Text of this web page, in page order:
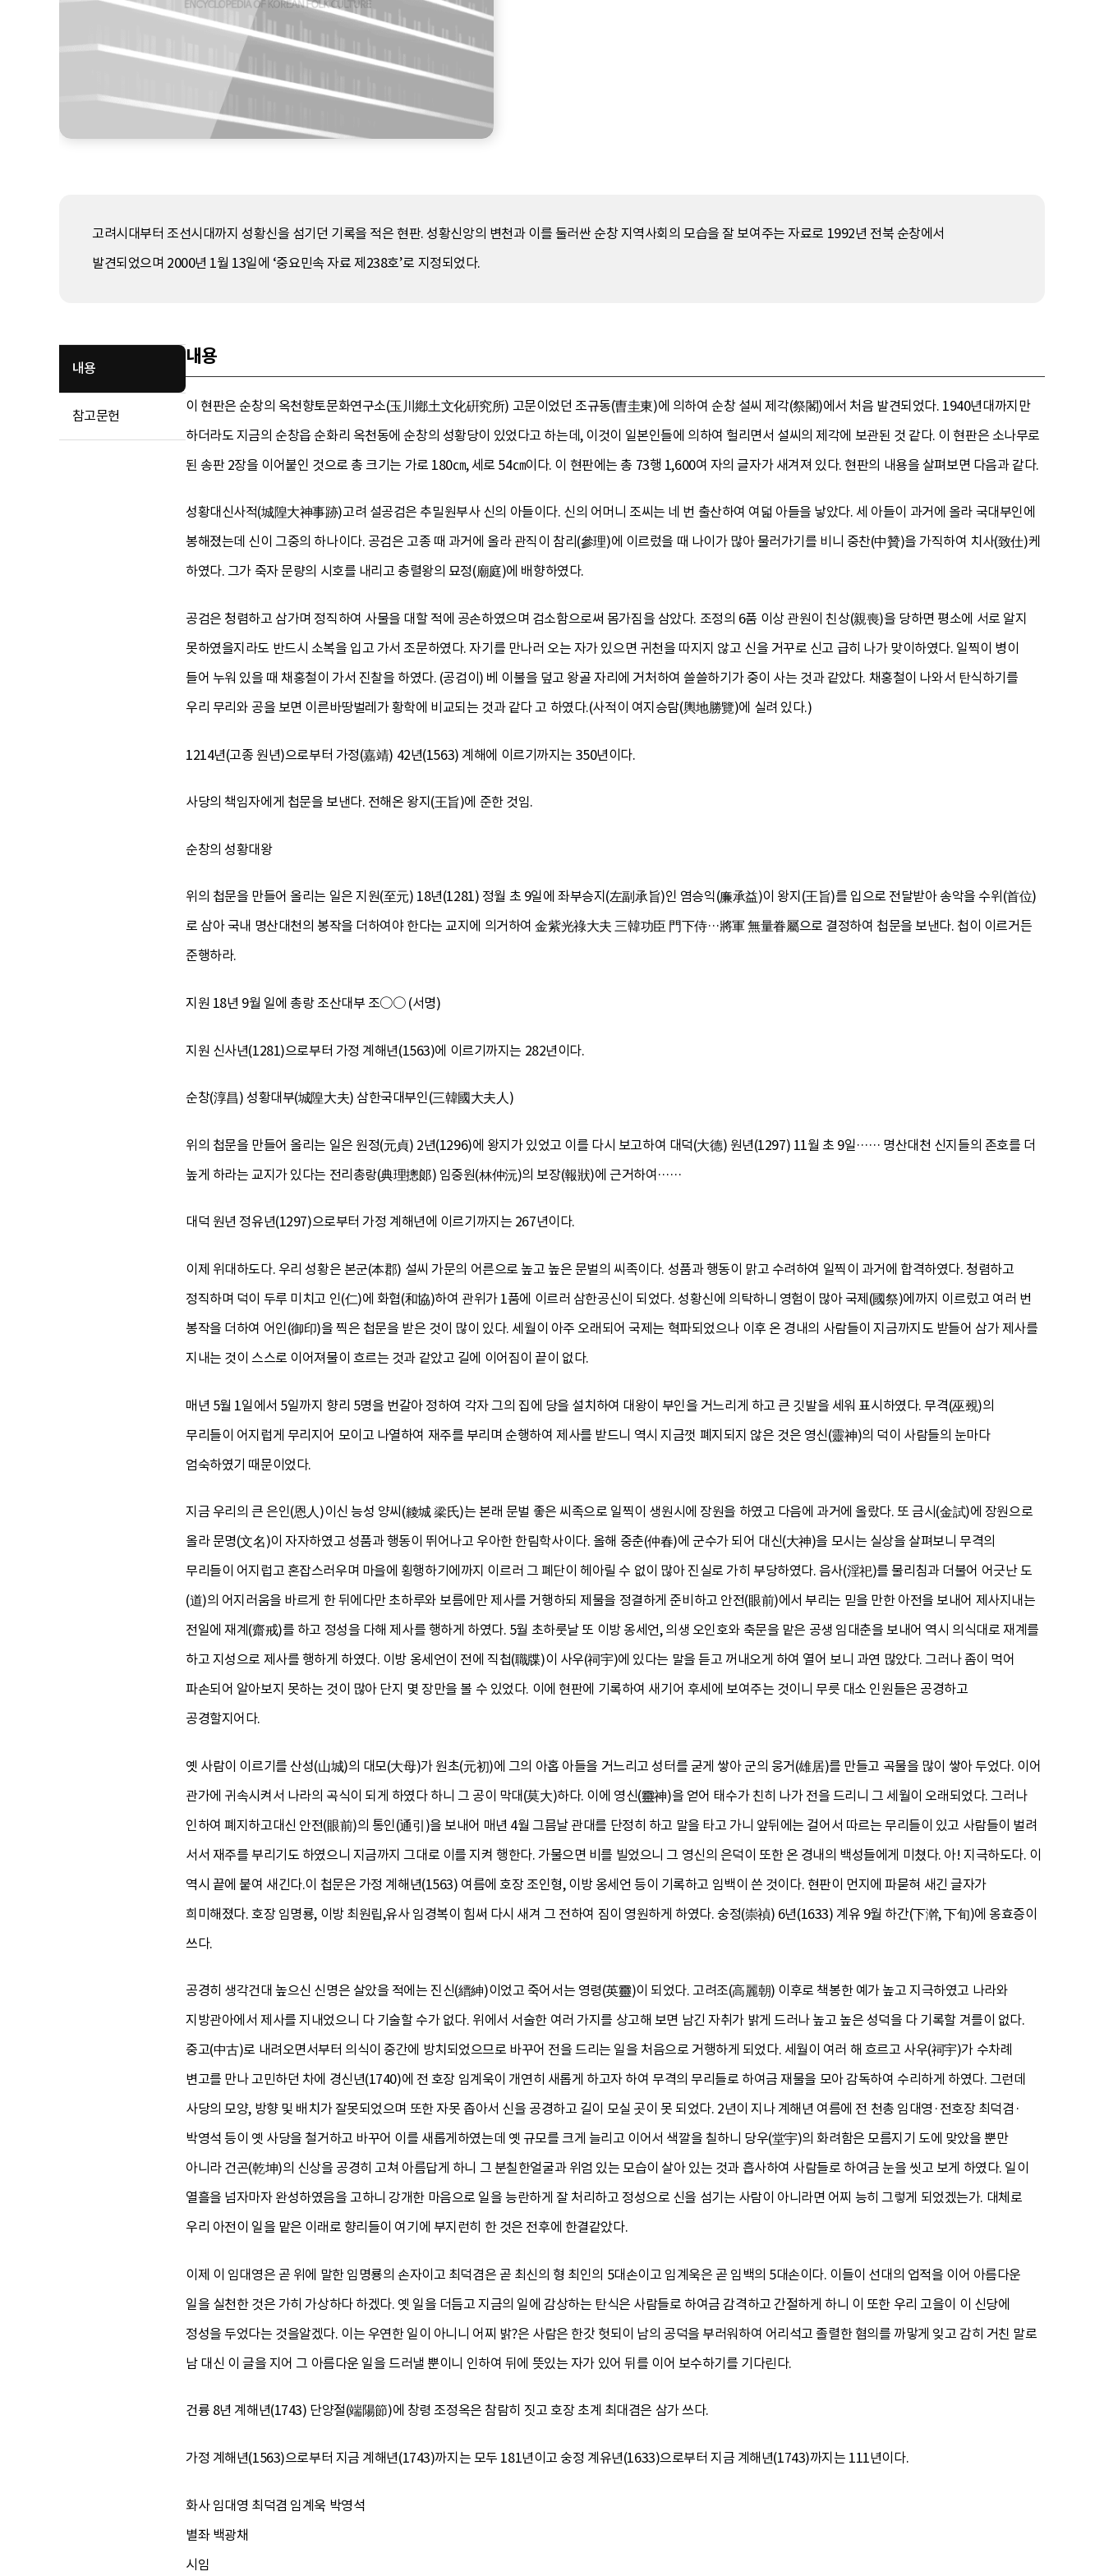
고려시대부터 조선시대까지 성황신을 섬기던 기록을 적은 현판. 성황신앙의 변천과 이를 둘러싼 순창 지역사회의 모습을 잘 보여주는 자료로 1992년 전북 순창에서
발견되었으며 2000년 1월 13일에 ‘중요민속 자료 제238호’로 지정되었다.
내용
참고문헌
내용
이 현판은 순창의 옥천향토문화연구소(玉川鄕土文化硏究所) 고문이었던 조규동(曺圭東)에 의하여 순창 설씨 제각(祭閣)에서 처음 발견되었다. 1940년대까지만
하더라도 지금의 순창읍 순화리 옥천동에 순창의 성황당이 있었다고 하는데, 이것이 일본인들에 의하여 헐리면서 설씨의 제각에 보관된 것 같다. 이 현판은 소나무로
된 송판 2장을 이어붙인 것으로 총 크기는 가로 180㎝, 세로 54㎝이다. 이 현판에는 총 73행 1,600여 자의 글자가 새겨져 있다. 현판의 내용을 살펴보면 다음과 같다.
성황대신사적(城隍大神事跡)고려 설공검은 추밀원부사 신의 아들이다. 신의 어머니 조씨는 네 번 출산하여 여덟 아들을 낳았다. 세 아들이 과거에 올라 국대부인에
봉해졌는데 신이 그중의 하나이다. 공검은 고종 때 과거에 올라 관직이 참리(參理)에 이르렀을 때 나이가 많아 물러가기를 비니 중찬(中贊)을 가직하여 치사(致仕)케
하였다. 그가 죽자 문량의 시호를 내리고 충렬왕의 묘정(廟庭)에 배향하였다.
공검은 청렴하고 삼가며 정직하여 사물을 대할 적에 공손하였으며 검소함으로써 몸가짐을 삼았다. 조정의 6품 이상 관원이 친상(親喪)을 당하면 평소에 서로 알지
못하였을지라도 반드시 소복을 입고 가서 조문하였다. 자기를 만나러 오는 자가 있으면 귀천을 따지지 않고 신을 거꾸로 신고 급히 나가 맞이하였다. 일찍이 병이
들어 누워 있을 때 채홍철이 가서 진찰을 하였다. (공검이) 베 이불을 덮고 왕골 자리에 거처하여 쓸쓸하기가 중이 사는 것과 같았다. 채홍철이 나와서 탄식하기를
우리 무리와 공을 보면 이른바땅벌레가 황학에 비교되는 것과 같다 고 하였다.(사적이 여지승람(輿地勝覽)에 실려 있다.)
1214년(고종 원년)으로부터 가정(嘉靖) 42년(1563) 계해에 이르기까지는 350년이다.
사당의 책임자에게 첩문을 보낸다. 전해온 왕지(王旨)에 준한 것임.
순창의 성황대왕
위의 첩문을 만들어 올리는 일은 지원(至元) 18년(1281) 정월 초 9일에 좌부승지(左副承旨)인 염승익(廉承益)이 왕지(王旨)를 입으로 전달받아 송악을 수위(首位)
로 삼아 국내 명산대천의 봉작을 더하여야 한다는 교지에 의거하여 金紫光祿大夫 三韓功臣 門下侍…將軍 無量眷屬으로 결정하여 첩문을 보낸다. 첩이 이르거든
준행하라.
지원 18년 9월 일에 총랑 조산대부 조○○ (서명)
지원 신사년(1281)으로부터 가정 계해년(1563)에 이르기까지는 282년이다.
순창(淳昌) 성황대부(城隍大夫) 삼한국대부인(三韓國大夫人)
위의 첩문을 만들어 올리는 일은 원정(元貞) 2년(1296)에 왕지가 있었고 이를 다시 보고하여 대덕(大德) 원년(1297) 11월 초 9일…… 명산대천 신지들의 존호를 더
높게 하라는 교지가 있다는 전리총랑(典理摠郞) 임중원(林仲沅)의 보장(報狀)에 근거하여……
대덕 원년 정유년(1297)으로부터 가정 계해년에 이르기까지는 267년이다.
이제 위대하도다. 우리 성황은 본군(本郡) 설씨 가문의 어른으로 높고 높은 문벌의 씨족이다. 성품과 행동이 맑고 수려하여 일찍이 과거에 합격하였다. 청렴하고
정직하며 덕이 두루 미치고 인(仁)에 화협(和協)하여 관위가 1품에 이르러 삼한공신이 되었다. 성황신에 의탁하니 영험이 많아 국제(國祭)에까지 이르렀고 여러 번
봉작을 더하여 어인(御印)을 찍은 첩문을 받은 것이 많이 있다. 세월이 아주 오래되어 국제는 혁파되었으나 이후 온 경내의 사람들이 지금까지도 받들어 삼가 제사를
지내는 것이 스스로 이어져물이 흐르는 것과 같았고 길에 이어짐이 끝이 없다.
매년 5월 1일에서 5일까지 향리 5명을 번갈아 정하여 각자 그의 집에 당을 설치하여 대왕이 부인을 거느리게 하고 큰 깃발을 세워 표시하였다. 무격(巫覡)의
무리들이 어지럽게 무리지어 모이고 나열하여 재주를 부리며 순행하여 제사를 받드니 역시 지금껏 폐지되지 않은 것은 영신(靈神)의 덕이 사람들의 눈마다
엄숙하였기 때문이었다.
지금 우리의 큰 은인(恩人)이신 능성 양씨(綾城 梁氏)는 본래 문벌 좋은 씨족으로 일찍이 생원시에 장원을 하였고 다음에 과거에 올랐다. 또 금시(金試)에 장원으로
올라 문명(文名)이 자자하였고 성품과 행동이 뛰어나고 우아한 한림학사이다. 올해 중춘(仲春)에 군수가 되어 대신(大神)을 모시는 실상을 살펴보니 무격의
무리들이 어지럽고 혼잡스러우며 마을에 횡행하기에까지 이르러 그 폐단이 헤아릴 수 없이 많아 진실로 가히 부당하였다. 음사(淫祀)를 물리침과 더불어 어긋난 도
(道)의 어지러움을 바르게 한 뒤에다만 초하루와 보름에만 제사를 거행하되 제물을 정결하게 준비하고 안전(眼前)에서 부리는 믿을 만한 아전을 보내어 제사지내는
전일에 재계(齋戒)를 하고 정성을 다해 제사를 행하게 하였다. 5월 초하룻날 또 이방 옹세언, 의생 오인호와 축문을 맡은 공생 임대춘을 보내어 역시 의식대로 재계를
하고 지성으로 제사를 행하게 하였다. 이방 옹세언이 전에 직첩(職牒)이 사우(祠宇)에 있다는 말을 듣고 꺼내오게 하여 열어 보니 과연 많았다. 그러나 좀이 먹어
파손되어 알아보지 못하는 것이 많아 단지 몇 장만을 볼 수 있었다. 이에 현판에 기록하여 새기어 후세에 보여주는 것이니 무릇 대소 인원들은 공경하고
공경할지어다.
옛 사람이 이르기를 산성(山城)의 대모(大母)가 원초(元初)에 그의 아홉 아들을 거느리고 성터를 굳게 쌓아 군의 웅거(雄居)를 만들고 곡물을 많이 쌓아 두었다. 이어
관가에 귀속시켜서 나라의 곡식이 되게 하였다 하니 그 공이 막대(莫大)하다. 이에 영신(靈神)을 얻어 태수가 친히 나가 전을 드리니 그 세월이 오래되었다. 그러나
인하여 폐지하고대신 안전(眼前)의 통인(通引)을 보내어 매년 4월 그믐날 관대를 단정히 하고 말을 타고 가니 앞뒤에는 걸어서 따르는 무리들이 있고 사람들이 벌려
서서 재주를 부리기도 하였으니 지금까지 그대로 이를 지켜 행한다. 가물으면 비를 빌었으니 그 영신의 은덕이 또한 온 경내의 백성들에게 미쳤다. 아! 지극하도다. 이
역시 끝에 붙여 새긴다.이 첩문은 가정 계해년(1563) 여름에 호장 조인형, 이방 옹세언 등이 기록하고 임백이 쓴 것이다. 현판이 먼지에 파묻혀 새긴 글자가
희미해졌다. 호장 임명룡, 이방 최원립,유사 임경복이 힘써 다시 새겨 그 전하여 짐이 영원하게 하였다. 숭정(崇禎) 6년(1633) 계유 9월 하간(下澣, 下旬)에 옹효증이
쓰다.
공경히 생각건대 높으신 신명은 살았을 적에는 진신(縉紳)이었고 죽어서는 영령(英靈)이 되었다. 고려조(高麗朝) 이후로 책봉한 예가 높고 지극하였고 나라와
지방관아에서 제사를 지내었으니 다 기술할 수가 없다. 위에서 서술한 여러 가지를 상고해 보면 남긴 자취가 밝게 드러나 높고 높은 성덕을 다 기록할 겨를이 없다.
중고(中古)로 내려오면서부터 의식이 중간에 방치되었으므로 바꾸어 전을 드리는 일을 처음으로 거행하게 되었다. 세월이 여러 해 흐르고 사우(祠宇)가 수차례
변고를 만나 고민하던 차에 경신년(1740)에 전 호장 임계욱이 개연히 새롭게 하고자 하여 무격의 무리들로 하여금 재물을 모아 감독하여 수리하게 하였다. 그런데
사당의 모양, 방향 및 배치가 잘못되었으며 또한 자못 좁아서 신을 공경하고 길이 모실 곳이 못 되었다. 2년이 지나 계해년 여름에 전 천총 임대영·전호장 최덕겸·
박영석 등이 옛 사당을 철거하고 바꾸어 이를 새롭게하였는데 옛 규모를 크게 늘리고 이어서 색깔을 칠하니 당우(堂宇)의 화려함은 모름지기 도에 맞았을 뿐만
아니라 건곤(乾坤)의 신상을 공경히 고쳐 아름답게 하니 그 분칠한얼굴과 위엄 있는 모습이 살아 있는 것과 흡사하여 사람들로 하여금 눈을 씻고 보게 하였다. 일이
열흘을 넘자마자 완성하였음을 고하니 강개한 마음으로 일을 능란하게 잘 처리하고 정성으로 신을 섬기는 사람이 아니라면 어찌 능히 그렇게 되었겠는가. 대체로
우리 아전이 일을 맡은 이래로 향리들이 여기에 부지런히 한 것은 전후에 한결같았다.
이제 이 임대영은 곧 위에 말한 임명룡의 손자이고 최덕겸은 곧 최신의 형 최인의 5대손이고 임계욱은 곧 임백의 5대손이다. 이들이 선대의 업적을 이어 아름다운
일을 실천한 것은 가히 가상하다 하겠다. 옛 일을 더듬고 지금의 일에 감상하는 탄식은 사람들로 하여금 감격하고 간절하게 하니 이 또한 우리 고을이 이 신당에
정성을 두었다는 것을알겠다. 이는 우연한 일이 아니니 어찌 밝?은 사람은 한갓 헛되이 남의 공덕을 부러워하여 어리석고 졸렬한 혐의를 까맣게 잊고 감히 거친 말로
남 대신 이 글을 지어 그 아름다운 일을 드러낼 뿐이니 인하여 뒤에 뜻있는 자가 있어 뒤를 이어 보수하기를 기다린다.
건륭 8년 계해년(1743) 단양절(端陽節)에 창령 조정옥은 참람히 짓고 호장 초계 최대겸은 삼가 쓰다.
가정 계해년(1563)으로부터 지금 계해년(1743)까지는 모두 181년이고 숭정 계유년(1633)으로부터 지금 계해년(1743)까지는 111년이다.
화사 임대영 최덕겸 임계욱 박영석
별좌 백광채
시임